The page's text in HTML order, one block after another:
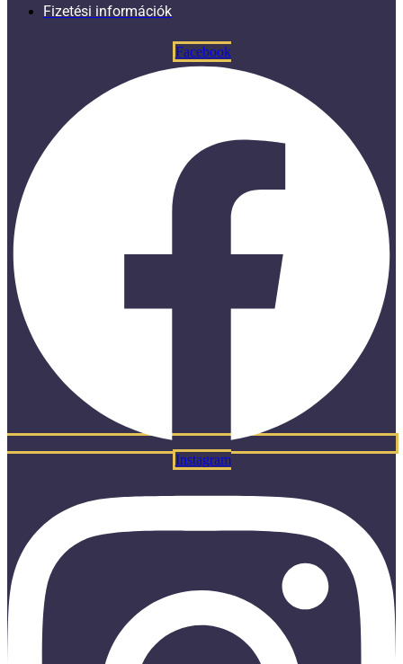
Fizetési információk
Facebook
Instagram